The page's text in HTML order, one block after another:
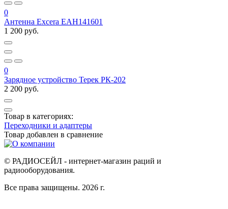
0
Антенна Excera EAH141601
1 200 руб.
0
Зарядное устройство Терек РК-202
2 200 руб.
Товар в категориях:
Переходники и адаптеры
Товар добавлен в сравнение
© РАДИОСЕЙЛ - интернет-магазин раций и
радиооборудования.
Все права защищены. 2026 г.